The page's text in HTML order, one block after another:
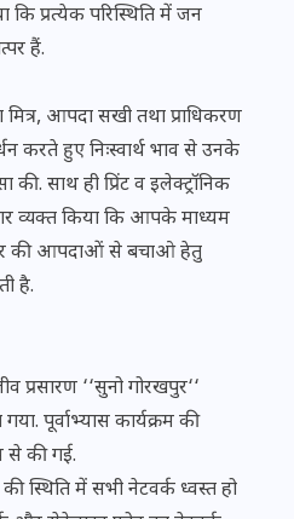
प्रत्येक परिस्थिति में जन
हैं.
आपदा सखी तथा प्राधिकरण
करते हुए निःस्वार्थ भाव से उनके
की. साथ ही प्रिंट व इलेक्ट्रॉनिक
व्यक्त किया कि आपके माध्यम
की आपदाओं से बचाओ हेतु
है.
प्रसारण ‘‘सुनो गोरखपुर‘‘
पूर्वाभ्यास कार्यक्रम की
से की गई.
स्थिति में सभी नेटवर्क ध्वस्त हो